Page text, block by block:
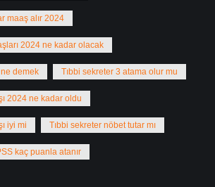
maaş alır 2024
2024 ne kadar olacak
demek Tıbbi sekreter 3 atama olur mu
2024 ne kadar oldu
iyi mi Tıbbi sekreter nöbet tutar mı
kaç puanla atanır